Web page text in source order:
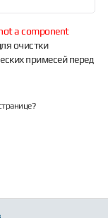
a component
очистки
примесей перед